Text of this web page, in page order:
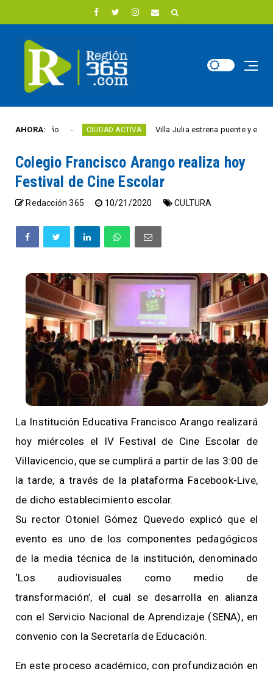
AHORA:
año CIUDAD ACTIVA Villa Julia estrena puente y espacios
Colegio Francisco Arango realiza hoy
Festival de Cine Escolar
Redacción 365 10/21/2020 CULTURA
La Institución Educativa Francisco Arango realizará
hoy miércoles el IV Festival de Cine Escolar de
Villavicencio, que se cumplirá a partir de las 3:00 de
la tarde, a través de la plataforma Facebook-Live,
de dicho establecimiento escolar.
Su rector Otoniel Gómez Quevedo explicó que el
evento es uno de los componentes pedagógicos
de la media técnica de la institución, denominado
‘Los audiovisuales como medio de
transformación’, el cual se desarrolla en alianza
con el Servicio Nacional de Aprendizaje (SENA), en
convenio con la Secretaría de Educación.
En este proceso académico, con profundización en